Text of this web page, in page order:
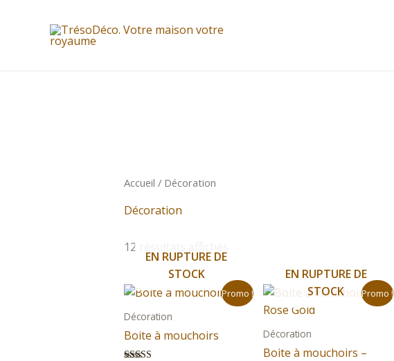
Accueil / Décoration
Décoration
12 résultats affichés
Promo !
EN RUPTURE DE
STOCK
Décoration
Boite à mouchoirs
Le
Le
prix
250,00 د.م..
Promo !
EN RUPTURE DE
STOCK
Décoration
Boite à mouchoirs –
Le
Le
prix